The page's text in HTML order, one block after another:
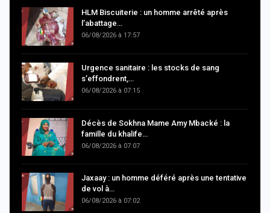
HLM Biscuiterie : un homme arrêté après
l’abattage…
06/08/2026 à 17:57
Urgence sanitaire : les stocks de sang
s’effondrent,…
06/08/2026 à 07:15
Décès de Sokhna Mame Amy Mbacké : la
famille du khalife…
06/08/2026 à 07:07
Jaxaay : un homme déféré après une tentative
de vol à…
06/08/2026 à 07:02